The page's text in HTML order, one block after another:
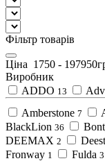
Фільтр товарів
Ціна 1750 - 197950
Виробник
ADDO 13
Amberstone 7
BlackLion 36
DEEMAX 2
Fronway 1 Fulda 3